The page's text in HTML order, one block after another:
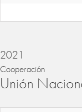
2021
Cooperación
Unión